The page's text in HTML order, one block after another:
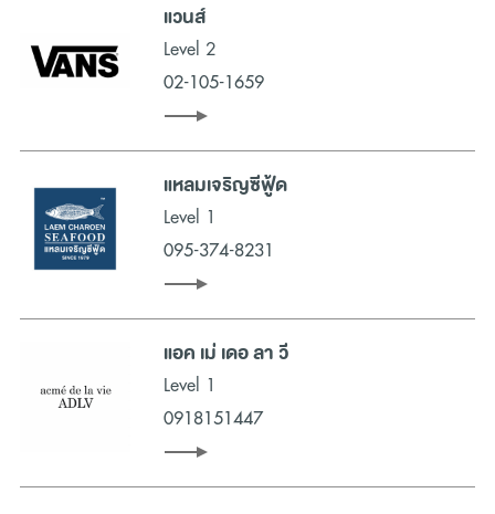
แวนส์
Level 2
02-105-1659
แหลมเจริญซีฟู้ด
Level 1
095-374-8231
แอค เม่ เดอ ลา วี
Level 1
0918151447